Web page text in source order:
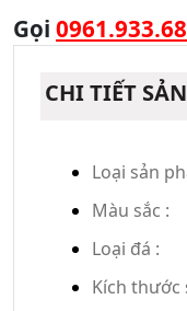
Gọi
CHI TIẾT
Loại sản
Màu sắc :
Loại đá :
Kích thước